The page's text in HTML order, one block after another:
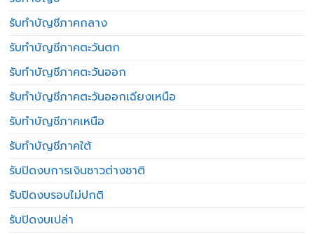
รับทำบัญชีภาคกลาง
รับทำบัญชีภาคตะวันตก
รับทำบัญชีภาคตะวันออก
รับทำบัญชีภาคตะวันออกเฉียงเหนือ
รับทำบัญชีภาคเหนือ
รับทำบัญชีภาคใต้
รับปิดงบการเงินชาวต่างชาติ
รับปิดงบรอบไม่ปกติ
รับปิดงบเปล่า